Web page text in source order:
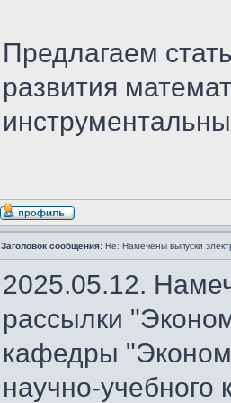
Предлагаем
развития
Заголовок сообщения: Re: Намечены выпуски
2025.05.12.
рассылки
кафедры
научно-